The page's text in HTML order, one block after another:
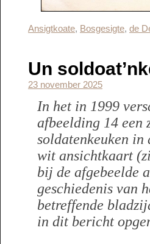
Ansigtkoate, Bosgesigte, de
Un
23 november 2025
In het in 1999
afbeelding 14 een
soldatenkeuken in
wit ansichtkaart
bij de afgebeelde
geschiedenis van
betreffende
in dit bericht